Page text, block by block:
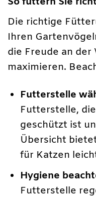
Die richtige
Ihren
die Freude an der
maximieren.
Futterstelle
Futterstelle,
geschützt ist
Übersicht
für Katzen
Hygiene
Futterstelle